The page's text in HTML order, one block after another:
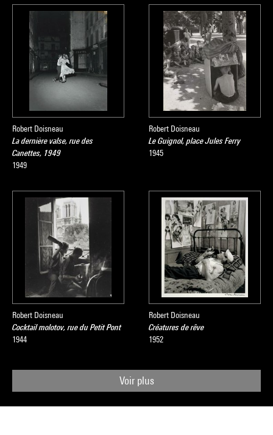
Robert Doisneau
La dernière valse, rue des
Canettes, 1949
1949
Robert Doisneau
Le Guignol, place Jules Ferry
1945
Robert Doisneau
Cocktail molotov, rue du Petit Pont
1944
Robert Doisneau
Créatures de rêve
1952
Voir plus